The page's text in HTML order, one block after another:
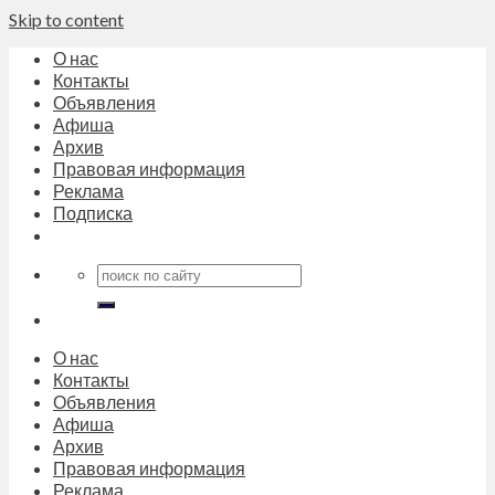
Skip to content
О нас
Контакты
Объявления
Афиша
Архив
Правовая информация
Реклама
Подписка
О нас
Контакты
Объявления
Афиша
Архив
Правовая информация
Реклама